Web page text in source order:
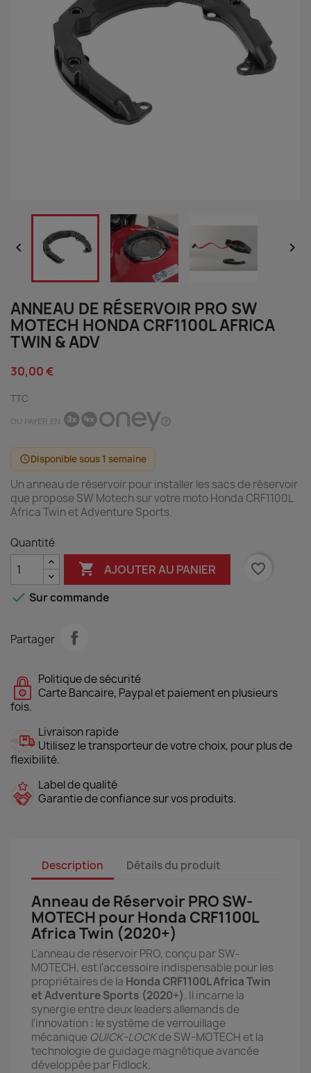
 
ANNEAU DE RÉSERVOIR PRO SW
MOTECH HONDA CRF1100L AFRICA
TWIN & ADV
30,00 €
TTC
OU PAYER EN
scheduleDisponible sous 1 semaine
Un anneau de réservoir pour installer les sacs de réservoir
que propose SW Motech sur votre moto Honda CRF1100L
Africa Twin et Adventure Sports.
Quantité
 AJOUTER AU PANIER
favorite_border
 Sur commande
Partager
Politique de sécurité
Carte Bancaire, Paypal et paiement en plusieurs
fois.
Livraison rapide
Utilisez le transporteur de votre choix, pour plus de
flexibilité.
Label de qualité
Garantie de confiance sur vos produits.
Description Détails du produit
Anneau de Réservoir PRO SW-
MOTECH pour Honda CRF1100L
Africa Twin (2020+)
L'anneau de réservoir PRO, conçu par SW-
MOTECH, est l'accessoire indispensable pour les
propriétaires de la Honda CRF1100L Africa Twin
et Adventure Sports (2020+). Il incarne la
synergie entre deux leaders allemands de
l'innovation : le système de verrouillage
mécanique QUICK-LOCKde SW-MOTECH et la
technologie de guidage magnétique avancée
développée par Fidlock.